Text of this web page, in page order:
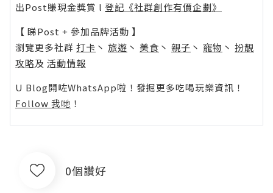
出Post賺現金獎賞 l 登記《社群創作有價企劃》
【 睇Post + 參加品牌活動 】
瀏覽更多社群 打卡 丶 旅遊 丶 美食 丶 親子 丶 寵物 丶 扮靚
攻略及 活動情報
U Blog開咗WhatsApp啦！發掘更多吃喝玩樂資訊！
Follow 我哋 ！
0個讚好